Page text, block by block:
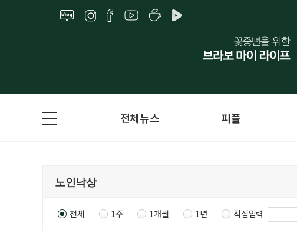
전체뉴스 피플
전체 1주 1개월 1년 직접입력